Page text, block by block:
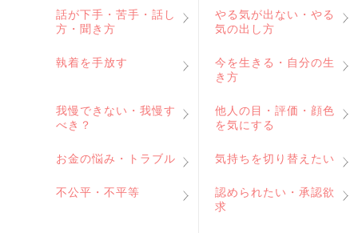
話が下手・苦手・話し
方・聞き方
やる気が出ない・やる
気の出し方
執着を手放す
今を生きる・自分の生
き方
我慢できない・我慢す
べき？
他人の目・評価・顔色
を気にする
お金の悩み・トラブル 気持ちを切り替えたい
不公平・不平等
認められたい・承認欲
求